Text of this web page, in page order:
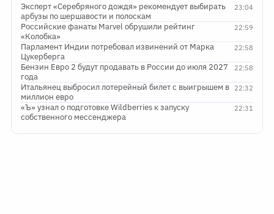
23:04
Эксперт «Серебряного дождя» рекомендует выбирать
арбузы по шершавости и полоскам
22:59
Российские фанаты Marvel обрушили рейтинг
«Колобка»
22:58
Парламент Индии потребовал извинений от Марка
Цукерберга
22:58
Бензин Евро 2 будут продавать в России до июля 2027
года
22:32
Итальянец выбросил лотерейный билет с выигрышем в
миллион евро
22:31
«Ъ» узнал о подготовке Wildberries к запуску
собственного мессенджера